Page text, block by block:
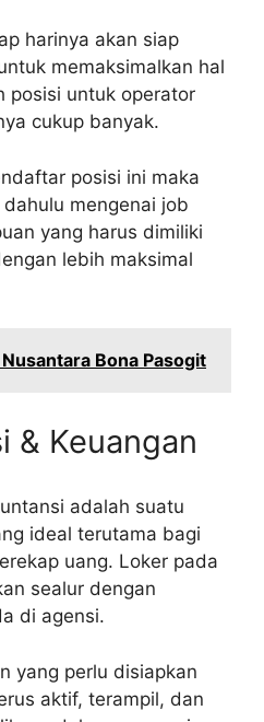
harinya akan siap
memaksimalkan hal
posisi untuk operator
cukup banyak.
posisi ini maka
mengenai job
yang harus dimiliki
lebih maksimal
Nusantara Bona Pasogit
& Keuangan
adalah suatu
ideal terutama bagi
uang. Loker pada
sealur dengan
di agensi.
yang perlu disiapkan
aktif, terampil, dan